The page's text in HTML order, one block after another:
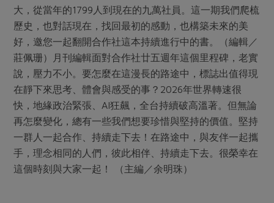
大，從當年的1799人到現在的九萬社員。這一期我們爬梳
歷史，也對話現在，找回最初的感動，也構築未來的美
好，邀您一起翻開合作社這本持續進行中的書。（編輯／
莊佩珊）月刊編輯面對合作社廿五週年這個里程碑，老實
說，壓力不小。要怎麼在這漫長的路途中，標誌出值得現
在靜下來思考、體會與感受的事？2026年世界轉速很
快，地緣政治緊張、AI狂飆，全台持續破高溫著。但無論
再怎麼變化，總有一些我們想要珍惜與堅持的價值。堅持
一群人一起合作、持續走下去！在路途中，與友伴一起攜
手，理念相同的人們，彼此相伴、持續走下去。很榮幸在
這個時刻與大家一起！ （主編／余明珠）